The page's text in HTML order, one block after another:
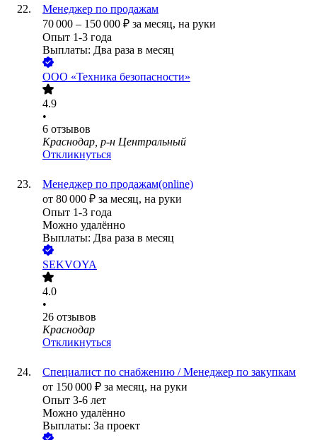
Менеджер по продажам
70 000 – 150 000 ₽ за месяц, на руки
Опыт 1-3 года
Выплаты: Два раза в месяц
ООО «Техника безопасности»
4.9
•
6 отзывов
Краснодар, р-н Центральный
Откликнуться
Менеджер по продажам(online)
от 80 000 ₽ за месяц, на руки
Опыт 1-3 года
Можно удалённо
Выплаты: Два раза в месяц
SEKVOYA
4.0
•
26 отзывов
Краснодар
Откликнуться
Специалист по снабжению / Менеджер по закупкам
от 150 000 ₽ за месяц, на руки
Опыт 3-6 лет
Можно удалённо
Выплаты: За проект